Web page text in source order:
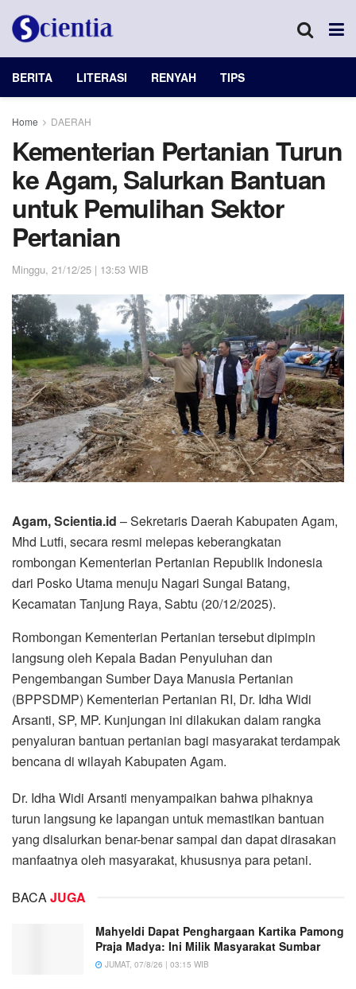
BERITA LITERASI RENYAH TIPS
Home DAERAH
Kementerian Pertanian Turun
ke Agam, Salurkan Bantuan
untuk Pemulihan Sektor
Pertanian
Minggu, 21/12/25 | 13:53 WIB
Agam, Scientia.id – Sekretaris Daerah Kabupaten Agam,
Mhd Lutfi, secara resmi melepas keberangkatan
rombongan Kementerian Pertanian Republik Indonesia
dari Posko Utama menuju Nagari Sungai Batang,
Kecamatan Tanjung Raya, Sabtu (20/12/2025).
Rombongan Kementerian Pertanian tersebut dipimpin
langsung oleh Kepala Badan Penyuluhan dan
Pengembangan Sumber Daya Manusia Pertanian
(BPPSDMP) Kementerian Pertanian RI, Dr. Idha Widi
Arsanti, SP, MP. Kunjungan ini dilakukan dalam rangka
penyaluran bantuan pertanian bagi masyarakat terdampak
bencana di wilayah Kabupaten Agam.
Dr. Idha Widi Arsanti menyampaikan bahwa pihaknya
turun langsung ke lapangan untuk memastikan bantuan
yang disalurkan benar-benar sampai dan dapat dirasakan
manfaatnya oleh masyarakat, khususnya para petani.
BACAJUGA
Mahyeldi Dapat Penghargaan Kartika Pamong
Praja Madya: Ini Milik Masyarakat Sumbar
JUMAT, 07/8/26 | 03:15 WIB